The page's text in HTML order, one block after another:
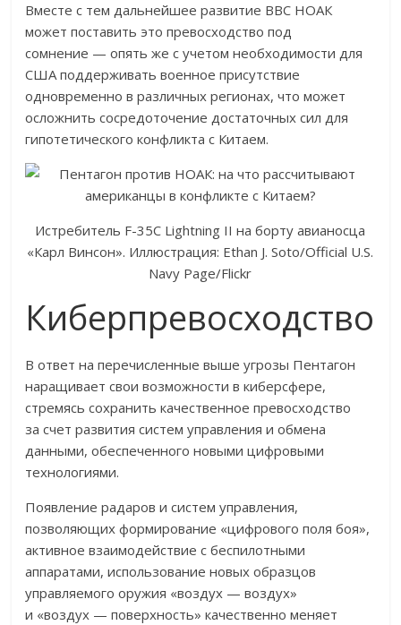
Вместе с тем дальнейшее развитие ВВС НОАК
может поставить это превосходство под
сомнение — опять же с учетом необходимости для
США поддерживать военное присутствие
одновременно в различных регионах, что может
осложнить сосредоточение достаточных сил для
гипотетического конфликта с Китаем.
Истребитель F-35C Lightning II на борту авианосца
«Карл Винсон». Иллюстрация: Ethan J. Soto/Official U.S.
Navy Page/Flickr
Киберпревосходство
В ответ на перечисленные выше угрозы Пентагон
наращивает свои возможности в киберсфере,
стремясь сохранить качественное превосходство
за счет развития систем управления и обмена
данными, обеспеченного новыми цифровыми
технологиями.
Появление радаров и систем управления,
позволяющих формирование «цифрового поля боя»,
активное взаимодействие с беспилотными
аппаратами, использование новых образцов
управляемого оружия «воздух — воздух»
и «воздух — поверхность» качественно меняет